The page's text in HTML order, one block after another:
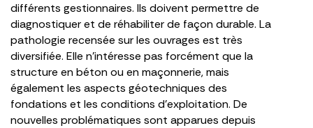
différents gestionnaires. Ils doivent permettre de
diagnostiquer et de réhabiliter de façon durable. La
pathologie recensée sur les ouvrages est très
diversifiée. Elle n’intéresse pas forcément que la
structure en béton ou en maçonnerie, mais
également les aspects géotechniques des
fondations et les conditions d’exploitation. De
nouvelles problématiques sont apparues depuis